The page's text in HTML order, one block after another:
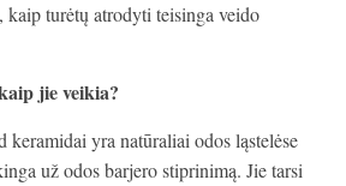
turėtų atrodyti teisinga veido
jie veikia?
yra natūraliai odos ląstelėse
už odos barjero stiprinimą. Jie tarsi